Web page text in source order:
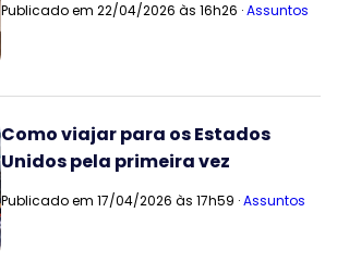
Publicado em 22/04/2026 às 16h26 ·Assuntos
Como viajar para os Estados
Unidos pela primeira vez
Publicado em 17/04/2026 às 17h59 ·Assuntos